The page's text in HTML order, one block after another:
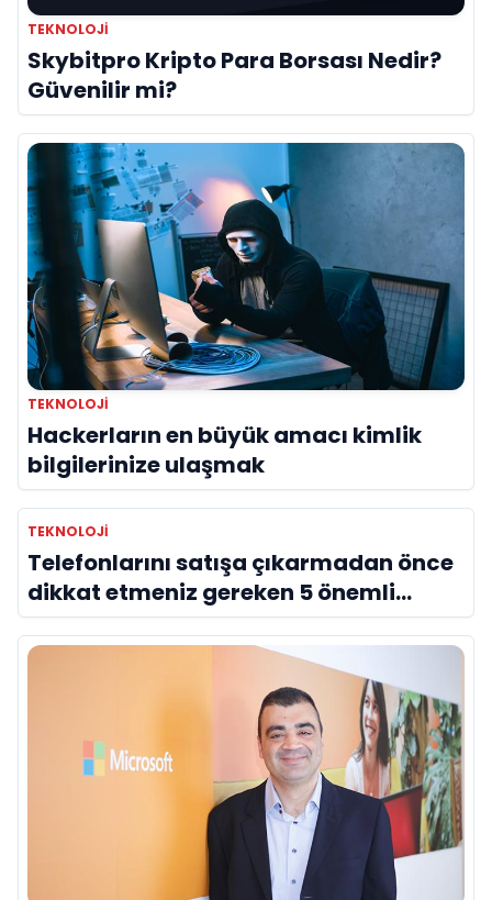
TEKNOLOJI
Skybitpro Kripto Para Borsası Nedir?
Güvenilir mi?
TEKNOLOJI
Hackerların en büyük amacı kimlik
bilgilerinize ulaşmak
TEKNOLOJI
Telefonlarını satışa çıkarmadan önce
dikkat etmeniz gereken 5 önemli
detay!